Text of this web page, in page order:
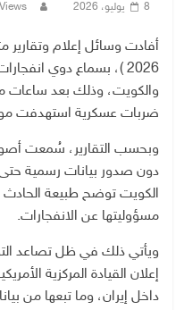
8 يوليو، 2026
2026 )، بسماع دوي
والكويت، وذلك بعد ساعات
ضربات عسكرية استهدفت
وبحسب التقارير، سُمعت
دون صدور بيانات رسمية
الكويت توضح طبيعة الحادث
مسؤوليتها عن الانفجارات.
ويأتي ذلك في ظل تصاعد
إعلان القيادة المركزية
داخل إيران، وما تبعها من